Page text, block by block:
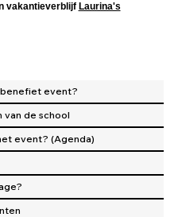
vakantieverblijf Laurina's
event?
van de school
event? (Agenda)